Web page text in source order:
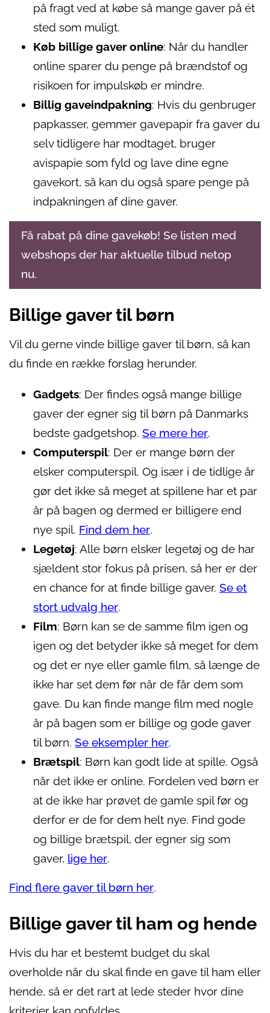
på fragt ved at købe så mange gaver på ét
sted som muligt.
Køb billige gaver online: Når du handler
online sparer du penge på brændstof og
risikoen for impulskøb er mindre.
Billig gaveindpakning: Hvis du genbruger
papkasser, gemmer gavepapir fra gaver du
selv tidligere har modtaget, bruger
avispapie som fyld og lave dine egne
gavekort, så kan du også spare penge på
indpakningen af dine gaver.
Få rabat på dine gavekøb! Se listen med
webshops der har aktuelle tilbud netop
nu.
Billige gaver til børn
Vil du gerne vinde billige gaver til børn, så kan
du finde en række forslag herunder.
Gadgets: Der findes også mange billige
gaver der egner sig til børn på Danmarks
bedste gadgetshop. Se mere her.
Computerspil: Der er mange børn der
elsker computerspil. Og især i de tidlige år
gør det ikke så meget at spillene har et par
år på bagen og dermed er billigere end
nye spil. Find dem her.
Legetøj: Alle børn elsker legetøj og de har
sjældent stor fokus på prisen, så her er der
en chance for at finde billige gaver. Se et
stort udvalg her.
Film: Børn kan se de samme film igen og
igen og det betyder ikke så meget for dem
og det er nye eller gamle film, så længe de
ikke har set dem før når de får dem som
gave. Du kan finde mange film med nogle
år på bagen som er billige og gode gaver
til børn. Se eksempler her.
Brætspil: Børn kan godt lide at spille. Også
når det ikke er online. Fordelen ved børn er
at de ikke har prøvet de gamle spil før og
derfor er de for dem helt nye. Find gode
og billige brætspil, der egner sig som
gaver, lige her.
Find flere gaver til børn her.
Billige gaver til ham og hende
Hvis du har et bestemt budget du skal
overholde når du skal finde en gave til ham eller
hende, så er det rart at lede steder hvor dine